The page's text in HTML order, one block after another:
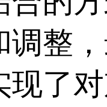
调整
了